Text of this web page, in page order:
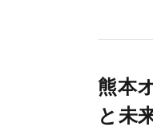
熊本
と未